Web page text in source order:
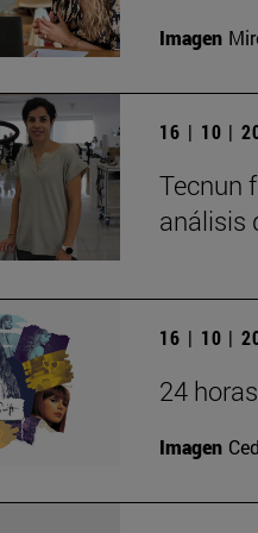
Imagen
16 | 10 |
Tecnun
análisis
16 | 10 |
24
Imagen